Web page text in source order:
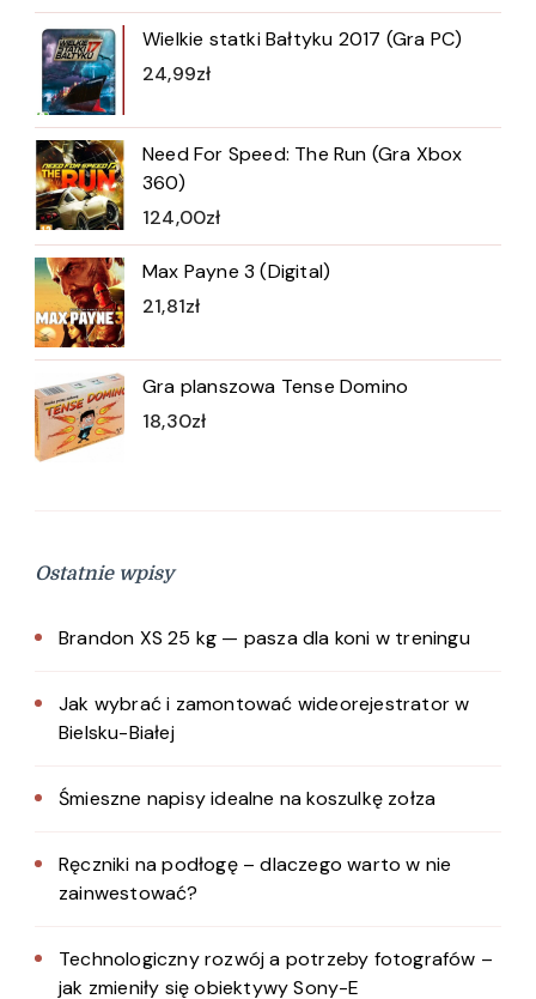
Wielkie statki Bałtyku 2017 (Gra PC)
24,99zł
Need For Speed: The Run (Gra Xbox
360)
124,00zł
Max Payne 3 (Digital)
21,81zł
Gra planszowa Tense Domino
18,30zł
Ostatnie wpisy
Brandon XS 25 kg — pasza dla koni w treningu
Jak wybrać i zamontować wideorejestrator w
Bielsku-Białej
Śmieszne napisy idealne na koszulkę zołza
Ręczniki na podłogę – dlaczego warto w nie
zainwestować?
Technologiczny rozwój a potrzeby fotografów –
jak zmieniły się obiektywy Sony-E